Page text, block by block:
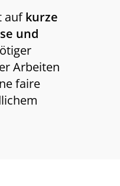
aufkurze
und
Arbeiten
faire